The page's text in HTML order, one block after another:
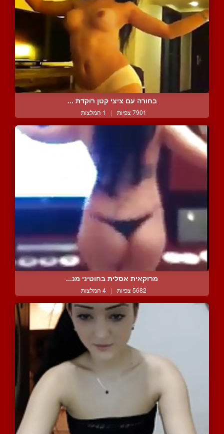
בחורה עם ציצי קטן רוקדת ...
7901 צפיות | 1 המלצות
מרוקאית אסלית בחוטיני מנ...
5682 צפיות | 4 המלצות